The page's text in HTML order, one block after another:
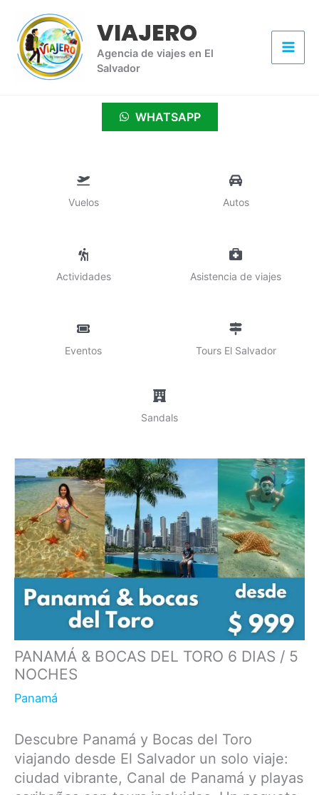
contenido
VIAJERO
Agencia de viajes en El
Salvador
WHATSAPP
Vuelos Autos
Actividades Asistencia de viajes
Eventos Tours El Salvador
Sandals
PANAMÁ & BOCAS DEL TORO 6 DIAS / 5
NOCHES
Panamá
Descubre Panamá y Bocas del Toro
viajando desde El Salvador un solo viaje:
ciudad vibrante, Canal de Panamá y playas